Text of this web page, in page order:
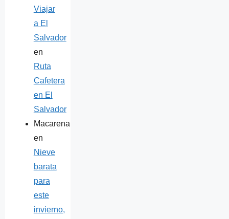
Viajar
a El
Salvador
en
Ruta
Cafetera
en El
Salvador
Macarena
en
Nieve
barata
para
este
invierno,